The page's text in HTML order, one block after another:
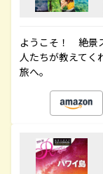
ようこそ！ 絶景
人たちが教えてく
旅へ。